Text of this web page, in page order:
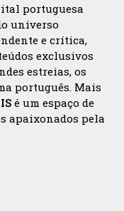
portuguesa
universo
e crítica,
exclusivos
estreias, os
português. Mais
é um espaço de
apaixonados pela